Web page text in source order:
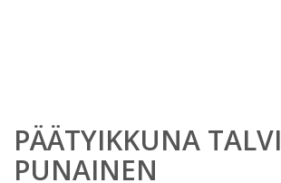
PÄÄTYIKKUNA TALVI
PUNAINEN